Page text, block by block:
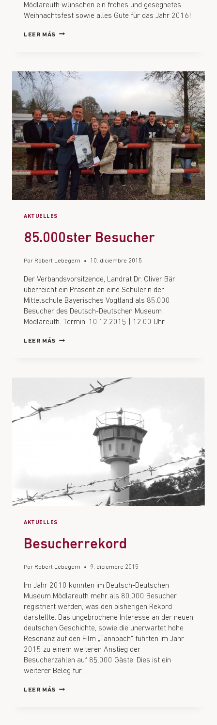
Mödlareuth wünschen ein frohes und gesegnetes
Weihnachtsfest sowie alles Gute für das Jahr 2016!
LEER MÁS
AKTUELLES
85.000ster Besucher
Por Robert Lebegern 10. diciembre 2015
Der Verbandsvorsitzende, Landrat Dr. Oliver Bär
überreicht ein Präsent an eine Schülerin der
Mittelschule Bayerisches Vogtland als 85.000
Besucher des Deutsch-Deutschen Museum
Mödlareuth. Termin: 10.12.2015 | 12.00 Uhr
LEER MÁS
AKTUELLES
Besucherrekord
Por Robert Lebegern 9. diciembre 2015
Im Jahr 2010 konnten im Deutsch-Deutschen
Museum Mödlareuth mehr als 80.000 Besucher
registriert werden, was den bisherigen Rekord
darstellte. Das ungebrochene Interesse an der neuen
deutschen Geschichte, sowie die unerwartet hohe
Resonanz auf den Film „Tannbach“ führten im Jahr
2015 zu einem weiteren Anstieg der
Besucherzahlen auf 85.000 Gäste. Dies ist ein
weiterer Beleg für…
LEER MÁS